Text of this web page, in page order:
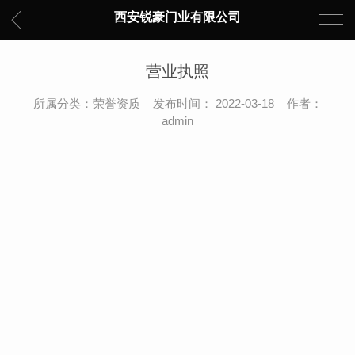
西安锐豪门业有限公司
营业执照
所属分类：荣誉资质 发布时间： 2022-03-18 作者：
admin